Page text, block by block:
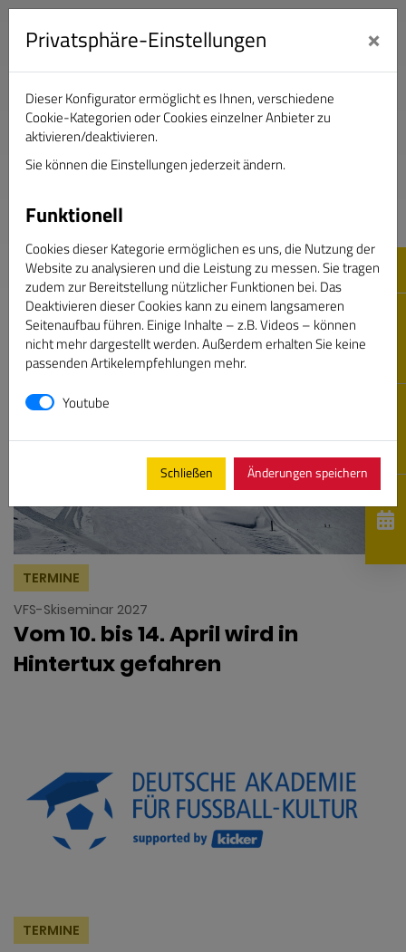
Verband Deutscher Sportjournalisten e.V.
TERMINE
VFS-Skiseminar 2027
Vom 10. bis 14. April wird in
Hintertux gefahren
TERMINE
Privatsphäre-Einstellungen ×
Dieser Konfigurator ermöglicht es Ihnen, verschiedene
Cookie-Kategorien oder Cookies einzelner Anbieter zu
aktivieren/deaktivieren.
Sie können die Einstellungen jederzeit ändern.
Funktionell
Cookies dieser Kategorie ermöglichen es uns, die Nutzung der
Website zu analysieren und die Leistung zu messen. Sie tragen
zudem zur Bereitstellung nützlicher Funktionen bei. Das
Deaktivieren dieser Cookies kann zu einem langsameren
Seitenaufbau führen. Einige Inhalte – z.B. Videos – können
nicht mehr dargestellt werden. Außerdem erhalten Sie keine
passenden Artikelempfehlungen mehr.
Youtube
Schließen Änderungen speichern